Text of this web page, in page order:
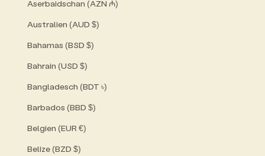
Aserbaidschan (AZN ₼)
Australien (AUD $)
Bahamas (BSD $)
Bahrain (USD $)
Bangladesch (BDT ৳)
Barbados (BBD $)
Belgien (EUR €)
Belize (BZD $)